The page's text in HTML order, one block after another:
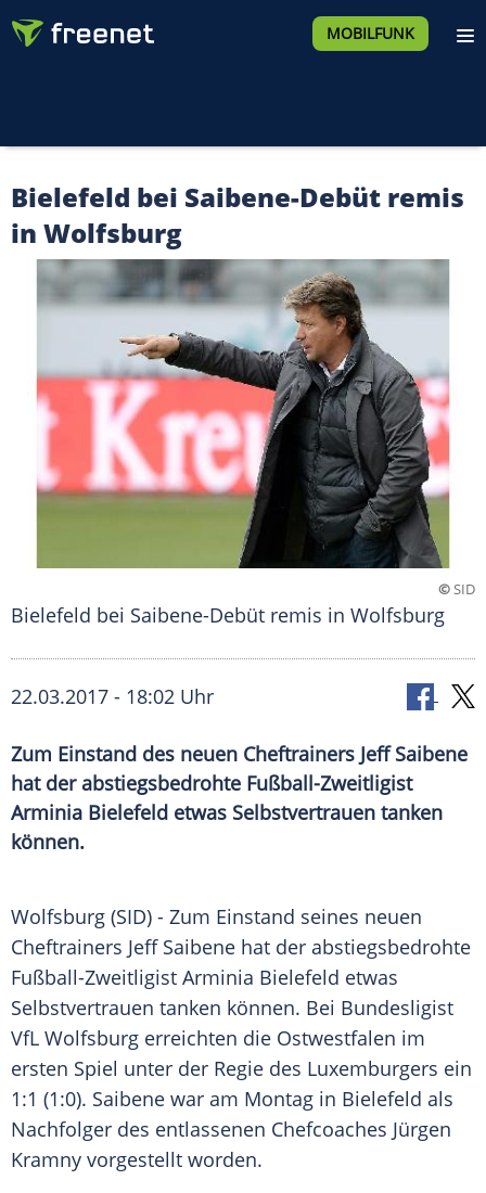
MOBILFUNK
Bielefeld bei Saibene-Debüt remis
in Wolfsburg
©SID
Bielefeld bei Saibene-Debüt remis in Wolfsburg
22.03.2017 - 18:02 Uhr
Zum Einstand des neuen Cheftrainers Jeff Saibene
hat der abstiegsbedrohte Fußball-Zweitligist
Arminia Bielefeld etwas Selbstvertrauen tanken
können.
Wolfsburg (SID) - Zum Einstand seines neuen
Cheftrainers Jeff Saibene hat der abstiegsbedrohte
Fußball-Zweitligist Arminia Bielefeld etwas
Selbstvertrauen tanken können. Bei Bundesligist
VfL Wolfsburg erreichten die Ostwestfalen im
ersten Spiel unter der Regie des Luxemburgers ein
1:1 (1:0). Saibene war am Montag in Bielefeld als
Nachfolger des entlassenen Chefcoaches Jürgen
Kramny vorgestellt worden.